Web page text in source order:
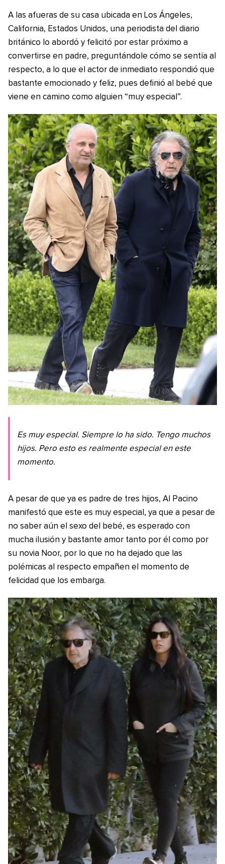
A las afueras de su casa ubicada en Los Ángeles,
California, Estados Unidos, una periodista del diario
británico lo abordó y felicitó por estar próximo a
convertirse en padre, preguntándole cómo se sentía al
respecto, a lo que el actor de inmediato respondió que
bastante emocionado y feliz, pues definió al bebé que
viene en camino como alguien “muy especial”.
Es muy especial. Siempre lo ha sido. Tengo muchos
hijos. Pero esto es realmente especial en este
momento.
A pesar de que ya es padre de tres hijos, Al Pacino
manifestó que este es muy especial, ya que a pesar de
no saber aún el sexo del bebé, es esperado con
mucha ilusión y bastante amor tanto por él como por
su novia Noor, por lo que no ha dejado que las
polémicas al respecto empañen el momento de
felicidad que los embarga.